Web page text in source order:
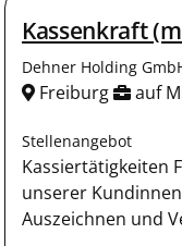
Kassenkraft
Dehner Holding
Freiburg auf
Stellenangebot
Kassiertätigkeiten
unserer
Auszeichnen und